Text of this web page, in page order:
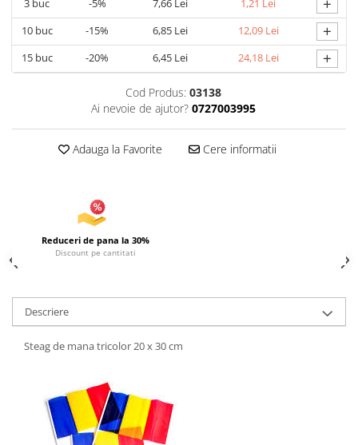
Articole pentru Iluminat
Corpuri de iluminat
Lampi de veghe
Articole si, Echipamente pentru
Transport şi Ridicat
Pelerine, Umbrele si Accesorii
Videoproiectoare
3 buc -5% 7,66 Lei 1,21 Lei
10buc -15% 6,85 Lei 12,09 Lei +
15buc -20% 6,45 Lei 24,18 Lei +
Cod Produs: 03138
Ai nevoie de ajutor? 0727003995
Adauga la Favorite Cere informatii
Reduceri de pana la 30%
Discount pe cantitati
Descriere
Steag de mana tricolor 20 x 30 cm